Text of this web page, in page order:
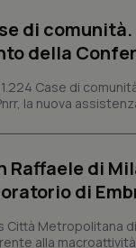
di
della
Case di
la nuova
Raffaele di
di
Città Metropolitana
alla
tracking-sites-